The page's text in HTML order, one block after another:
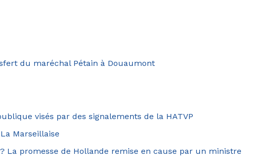
du maréchal Pétain à Douaumont
visés par des signalements de la HATVP
Marseillaise
? La promesse de Hollande remise en cause par un ministre